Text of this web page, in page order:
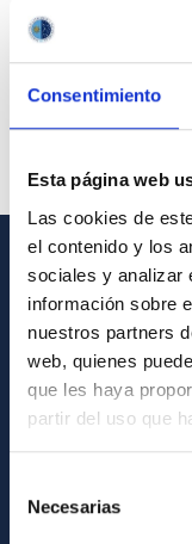
Consentimiento
Esta página web
Las cookies de
el contenido y los
sociales y analizar
información sobre
nuestros partners
web, quienes
que les haya
partir del uso que
Necesarias
GENERAL INFORMATION
Contact
How to get to the
List of personnel
Library
General register